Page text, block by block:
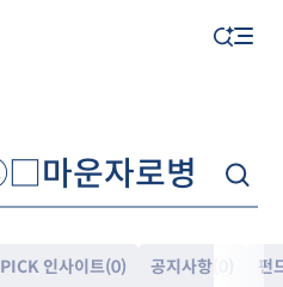
PICK 인사이트(0) 공지사항 펀